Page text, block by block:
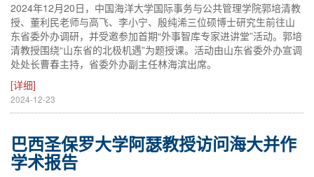
2024年12月20日，中国海洋大学国际事务与公共管理学院郭培清教
授、董利民老师与高飞、李小宁、殷纯浠三位硕博士研究生前往山
东省委外办调研，并受邀参加首期“外事智库专家进讲堂”活动。郭培
清教授围绕“山东省的北极机遇”为题授课。活动由山东省委外办宣调
处处长曹春主持，省委外办副主任林海滨出席。
[详细]
2024-12-23
巴西圣保罗大学阿瑟教授访问海大并作
学术报告